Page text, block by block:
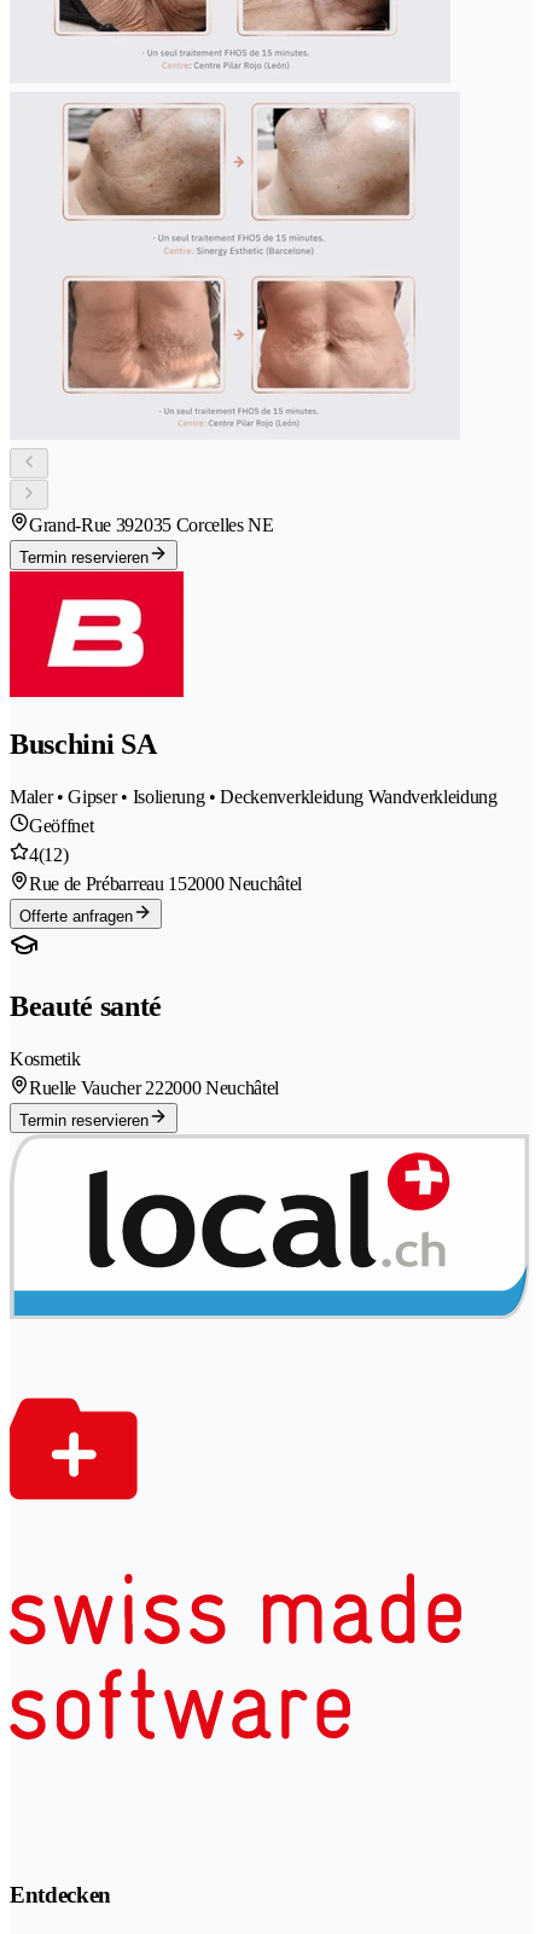
Grand-Rue 392035 Corcelles NE
Termin reservieren
Buschini SA
Maler • Gipser • Isolierung • Deckenverkleidung Wandverkleidung
Geöffnet
4(12)
Rue de Prébarreau 152000 Neuchâtel
Offerte anfragen
Beauté santé
Kosmetik
Ruelle Vaucher 222000 Neuchâtel
Termin reservieren
Entdecken